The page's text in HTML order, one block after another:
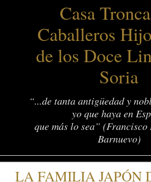
Casa
Caballeros
de los Doce
Soria
“...de tanta antigüedad y
yo que haya en
que más lo sea” (Francisco
Barnuevo)
LA FAMILIA JAPÓN